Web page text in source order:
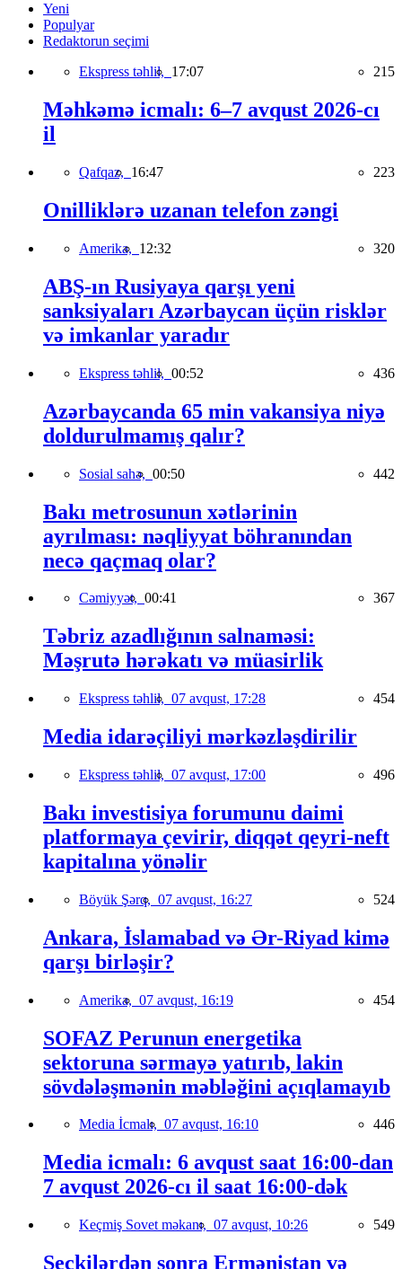
Yeni
Populyar
Redaktorun seçimi
Ekspress təhlil, 17:07 215
Məhkəmə icmalı: 6–7 avqust 2026-cı
il
Qafqaz, 16:47 223
Onilliklərə uzanan telefon zəngi
Amerika, 12:32 320
ABŞ-ın Rusiyaya qarşı yeni
sanksiyaları Azərbaycan üçün risklər
və imkanlar yaradır
Ekspress təhlil, 00:52 436
Azərbaycanda 65 min vakansiya niyə
doldurulmamış qalır?
Sosial sahə, 00:50 442
Bakı metrosunun xətlərinin
ayrılması: nəqliyyat böhranından
necə qaçmaq olar?
Cəmiyyət, 00:41 367
Təbriz azadlığının salnaməsi:
Məşrutə hərəkatı və müasirlik
Ekspress təhlil, 07 avqust, 17:28 454
Media idarəçiliyi mərkəzləşdirilir
Ekspress təhlil, 07 avqust, 17:00 496
Bakı investisiya forumunu daimi
platformaya çevirir, diqqət qeyri-neft
kapitalına yönəlir
Böyük Şərq, 07 avqust, 16:27 524
Ankara, İslamabad və Ər-Riyad kimə
qarşı birləşir?
Amerika, 07 avqust, 16:19 454
SOFAZ Perunun energetika
sektoruna sərmayə yatırıb, lakin
sövdələşmənin məbləğini açıqlamayıb
Media İcmalı, 07 avqust, 16:10 446
Media icmalı: 6 avqust saat 16:00-dan
7 avqust 2026-cı il saat 16:00-dək
Keçmiş Sovet məkanı, 07 avqust, 10:26 549
Seçkilərdən sonra Ermənistan və